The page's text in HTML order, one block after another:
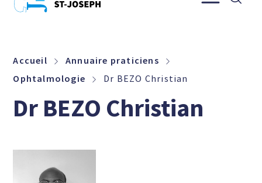
Accueil
Annuaire praticiens
Ophtalmologie
Dr BEZO Christian
Dr BEZO Christian